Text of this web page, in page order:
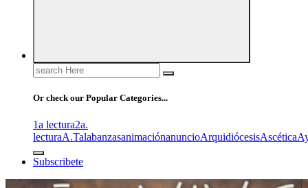
Search
for:
Or check our Popular Categories...
1a lectura2a.
lecturaA.TalabanzasanimaciónanuncioArquidiócesisAscética
Subscribete